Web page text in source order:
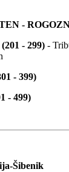
-
- 299) -
- 399)
- 499)
Šibenik